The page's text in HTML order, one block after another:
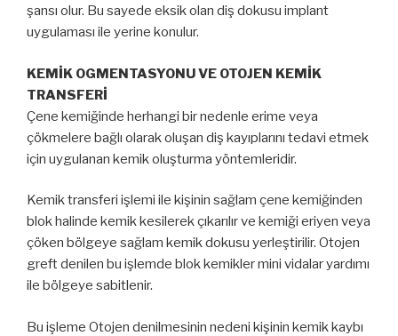
şansı olur. Bu sayede eksik olan diş dokusu implant
uygulaması ile yerine konulur.
KEMİK OGMENTASYONU VE OTOJEN KEMİK
TRANSFERİ
Çene kemiğinde herhangi bir nedenle erime veya
çökmelere bağlı olarak oluşan diş kayıplarını tedavi etmek
için uygulanan kemik oluşturma yöntemleridir.
Kemik transferi işlemi ile kişinin sağlam çene kemiğinden
blok halinde kemik kesilerek çıkarılır ve kemiği eriyen veya
çöken bölgeye sağlam kemik dokusu yerleştirilir. Otojen
greft denilen bu işlemde blok kemikler mini vidalar yardımı
ile bölgeye sabitlenir.
Bu işleme Otojen denilmesinin nedeni kişinin kemik kaybı